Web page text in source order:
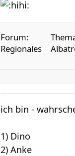
Forum:
Regionales
ich bin -
1) Dino
2) Anke